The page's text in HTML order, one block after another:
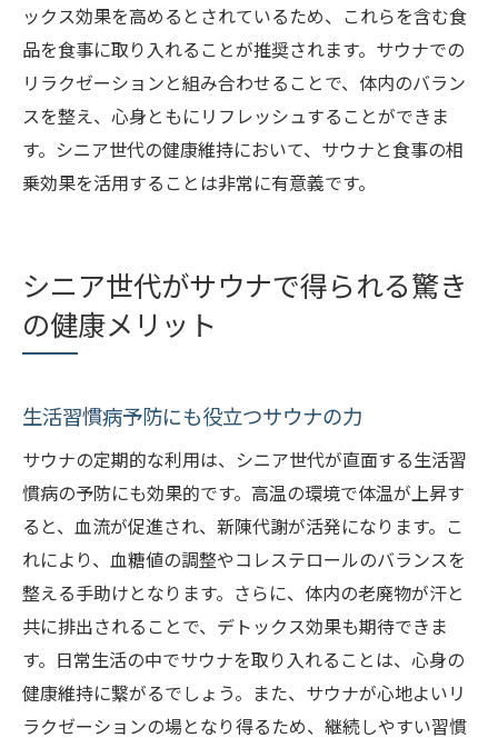
ックス効果を高めるとされているため、これらを含む食
品を食事に取り入れることが推奨されます。サウナでの
リラクゼーションと組み合わせることで、体内のバラン
スを整え、心身ともにリフレッシュすることができま
す。シニア世代の健康維持において、サウナと食事の相
乗効果を活用することは非常に有意義です。
シニア世代がサウナで得られる驚き
の健康メリット
生活習慣病予防にも役立つサウナの力
サウナの定期的な利用は、シニア世代が直面する生活習
慣病の予防にも効果的です。高温の環境で体温が上昇す
ると、血流が促進され、新陳代謝が活発になります。こ
れにより、血糖値の調整やコレステロールのバランスを
整える手助けとなります。さらに、体内の老廃物が汗と
共に排出されることで、デトックス効果も期待できま
す。日常生活の中でサウナを取り入れることは、心身の
健康維持に繋がるでしょう。また、サウナが心地よいリ
ラクゼーションの場となり得るため、継続しやすい習慣